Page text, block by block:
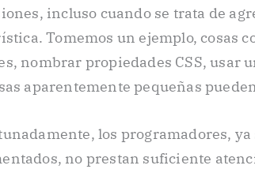
incluso cuando se trata de
Tomemos un ejemplo, cosas
nombrar propiedades CSS, usar
aparentemente pequeñas
los programadores, ya
no prestan suficiente